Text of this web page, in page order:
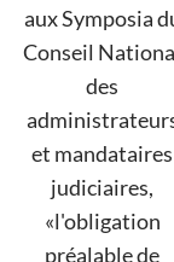
aux Symposia
Conseil
des
et mandataires
judiciaires,
«l'obligation
préalable de